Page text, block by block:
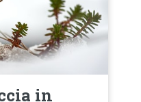
in